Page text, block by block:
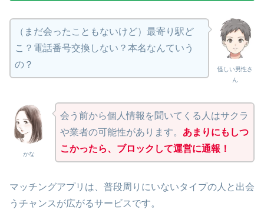
怪しい男性さ
ん
（まだ会ったこともないけど）最寄り駅ど
こ？電話番号交換しない？本名なんていう
の？
かな
会う前から個人情報を聞いてくる人はサクラ
や業者の可能性があります。 あまりにもしつ
こかったら、ブロックして運営に通報！
マッチングアプリは、普段周りにいないタイプの人と出会
うチャンスが広がるサービスです。